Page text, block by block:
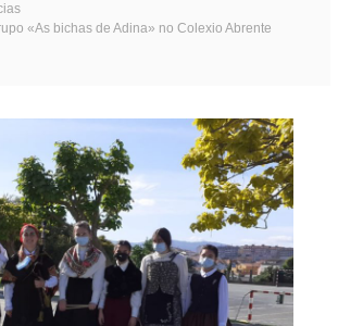
«As bichas de Adina» no Colexio Abrente